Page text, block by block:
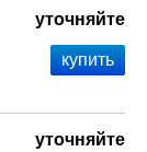
уточняйте
уточняйте